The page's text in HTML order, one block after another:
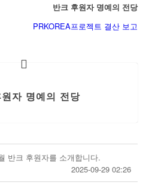
반크 후원자 명예의 전당
PRKOREA프로젝트 결산 보고
자 명예의 전당
반크 후원자를 소개합니다.
2025-09-29 02:26